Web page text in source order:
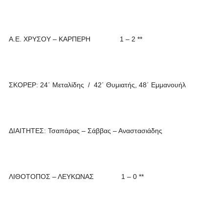
Α.Ε. ΧΡΥΣΟΥ – ΚΑΡΠΕΡΗ 1 – 2 **
ΣΚΟΡΕΡ: 24΄ Μεταλίδης / 42΄ Θυμιατής, 48΄ Εμμανουήλ
ΔΙΑΙΤΗΤΕΣ: Τσαπάρας – Σάββας – Αναστασιάδης
ΛΙΘΟΤΟΠΟΣ – ΛΕΥΚΩΝΑΣ 1 – 0 **